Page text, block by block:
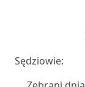
Sędziowie: